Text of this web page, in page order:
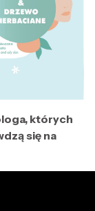
których
się na